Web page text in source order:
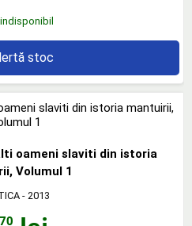
stoc
oameni slaviti din istoria
Volumul 1
- 2013